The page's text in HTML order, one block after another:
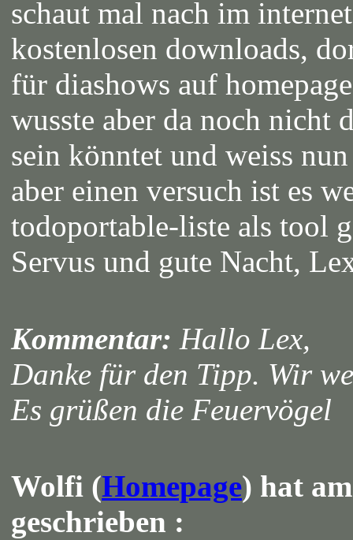
schaut mal nach im
kostenlosen downloads,
für diashows auf
wusste aber da noch nicht
sein könntet und weiss
aber einen versuch ist es
todoportable-liste als tool
Servus und gute Nacht,
Kommentar: Hallo Lex,
Danke für den Tipp. Wir
Es grüßen die Feuervögel
Wolfi (Homepage) hat
geschrieben :